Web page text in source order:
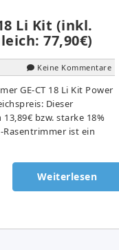
Li Kit (inkl.
77,90€)
Keine Kommentare
GE-CT 18 Li Kit Power
Dieser
bzw. starke 18%
Rasentrimmer ist ein
Weiterlesen